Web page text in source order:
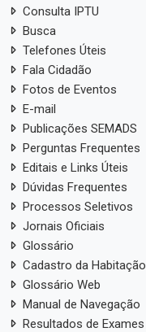
Consulta IPTU
Busca
Telefones Úteis
Fala Cidadão
Fotos de Eventos
E-mail
Publicações SEMADS
Perguntas Frequentes
Editais e Links Úteis
Dúvidas Frequentes
Processos Seletivos
Jornais Oficiais
Glossário
Cadastro da Habitação
Glossário Web
Manual de Navegação
Resultados de Exames